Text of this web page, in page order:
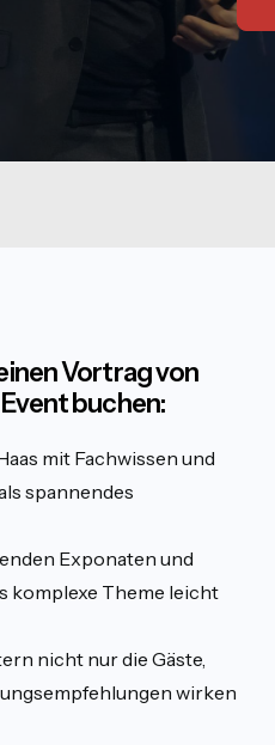
Vortrag von
buchen:
mit Fachwissen und
spannendes
Exponaten und
komplexe Theme leicht
nicht nur die Gäste,
wirken